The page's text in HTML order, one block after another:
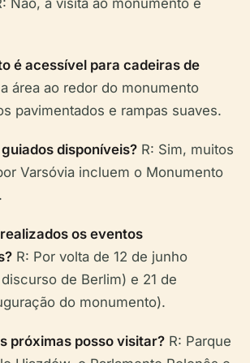
Não, a visita ao monumento é
é acessível para cadeiras de
área ao redor do monumento
pavimentados e rampas suaves.
disponíveis? R: Sim, muitos
Varsóvia incluem o Monumento
os eventos
R: Por volta de 12 de junho
de Berlim) e 21 de
do monumento).
próximas posso visitar? R: Parque